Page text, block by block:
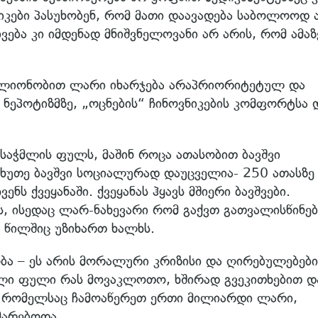
პასუხობენ, რომ მათი დაავადება საბოლოოდ
კი იმდენად მნიშვნელოვანი არ არის, რომ
ლარი იხარჯება არაპრიორიტეტულ და
„ოცნების“ ჩინოვნიკების კომფორტსა
საჭმლის ფულს, მაშინ როცა ათასობით ბავშვი
ბავშვი სოციალურად დაუცველია- 250 ათასზე
ქვეყანაში. ქვეყანას ჰყავს მშიერი ბავშვები.
ლარ-ნახევარი რომ გაქვთ
უზიხართ ხალხს.
– ეს არის მორალური კრიზისი და
ფული რას მოვაკლოთო, ხშირად გვეკითხებით
რომელსაც ჩამოაწერეთ ერთი მილიარდი ლარი,